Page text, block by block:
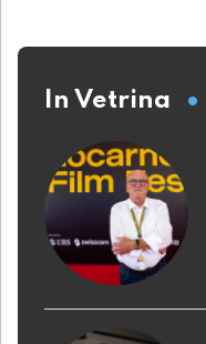
In Vetrina